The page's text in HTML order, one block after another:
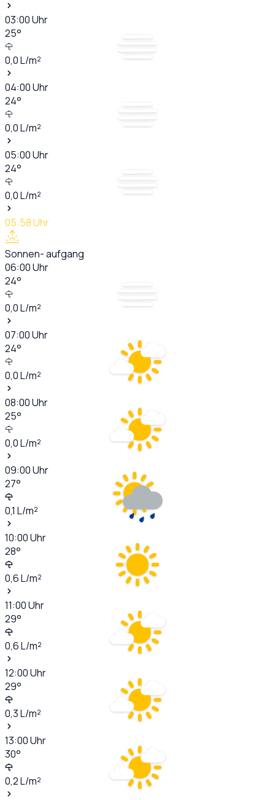
03:00Uhr
25°
0,0L/m²
04:00Uhr
24°
0,0L/m²
05:00Uhr
24°
0,0L/m²
05:58Uhr
Sonnen- aufgang
06:00Uhr
24°
0,0L/m²
07:00Uhr
24°
0,0L/m²
08:00Uhr
25°
0,0L/m²
09:00Uhr
27°
0,1 L/m²
10:00Uhr
28°
0,6L/m²
11:00Uhr
29°
0,6L/m²
12:00Uhr
29°
0,3L/m²
13:00Uhr
30°
0,2L/m²